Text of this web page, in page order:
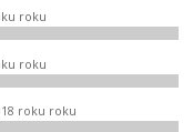
roku
roku
roku roku